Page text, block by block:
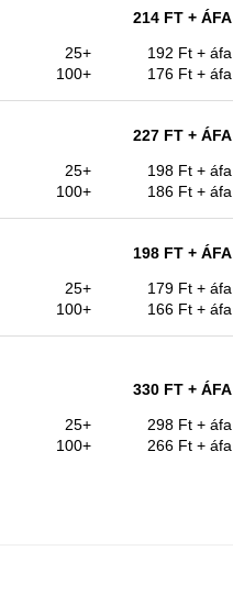
214 FT + ÁFA
25+
192 Ft + áfa
100+
176 Ft + áfa
227 FT + ÁFA
25+
198 Ft + áfa
100+
186 Ft + áfa
198 FT + ÁFA
25+
179 Ft + áfa
100+
166 Ft + áfa
330 FT + ÁFA
25+
298 Ft + áfa
100+
266 Ft + áfa